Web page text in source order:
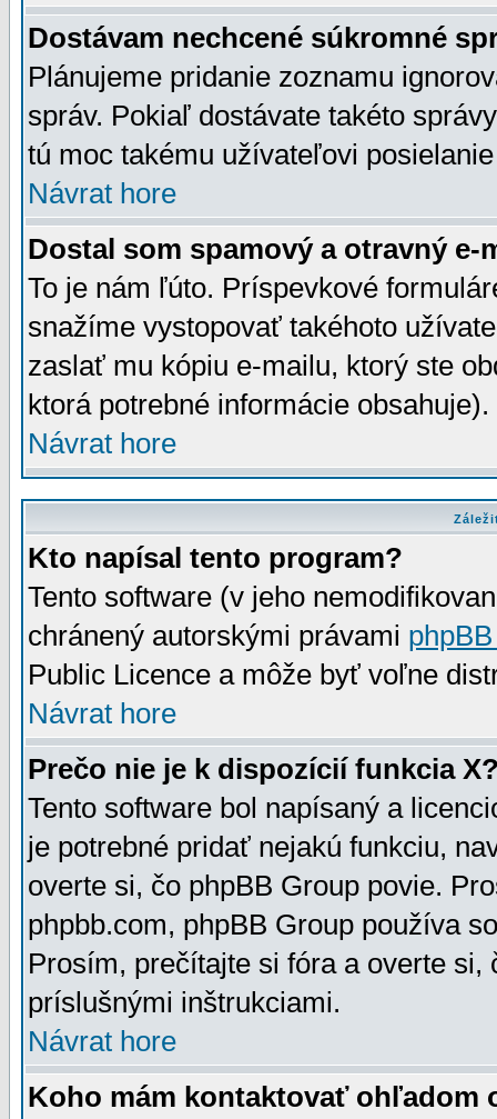
Dostávam nechcené súkromné
Plánujeme pridanie zoznamu
správ. Pokiaľ dostávate takéto
tú moc takému užívateľovi
Návrat hore
Dostal som spamový a otravný e-
To je nám ľúto. Príspevkové
snažíme vystopovať takéhoto
zaslať mu kópiu e-mailu, ktorý ste
ktorá potrebné informácie
Návrat hore
Kto napísal tento program?
Tento software (v jeho
chránený autorskými právami
Public Licence a môže byť voľne
Návrat hore
Prečo nie je k dispozícií funkcia
Tento software bol napísaný a
je potrebné pridať nejakú funkciu,
overte si, čo phpBB Group povie.
phpbb.com, phpBB Group používa
Prosím, prečítajte si fóra a overte
príslušnými inštrukciami.
Návrat hore
Koho mám kontaktovať ohľadom